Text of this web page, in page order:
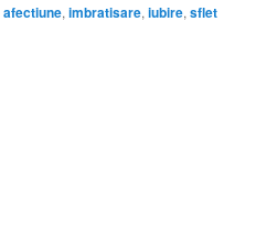
afectiune,imbratisare,iubire,sflet